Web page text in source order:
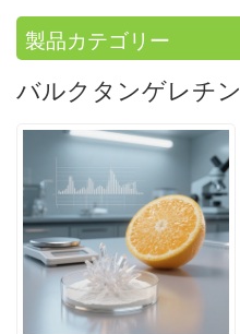
製品カテゴリー
バルクタンゲレチン